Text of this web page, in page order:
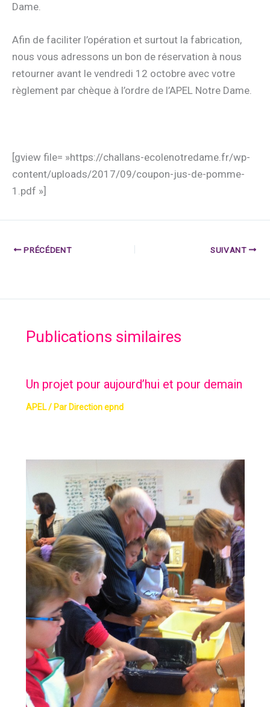
Dame.
Afin de faciliter l’opération et surtout la fabrication,
nous vous adressons un bon de réservation à nous
retourner avant le vendredi 12 octobre avec votre
règlement par chèque à l’ordre de l’APEL Notre Dame.
[gview file= »https://challans-ecolenotredame.fr/wp-
content/uploads/2017/09/coupon-jus-de-pomme-
1.pdf »]
PRÉCÉDENT SUIVANT
Publications similaires
Un projet pour aujourd’hui et pour demain
APEL/ Par Direction epnd